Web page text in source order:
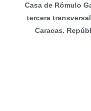
Casa de Rómulo
tercera
Caracas.